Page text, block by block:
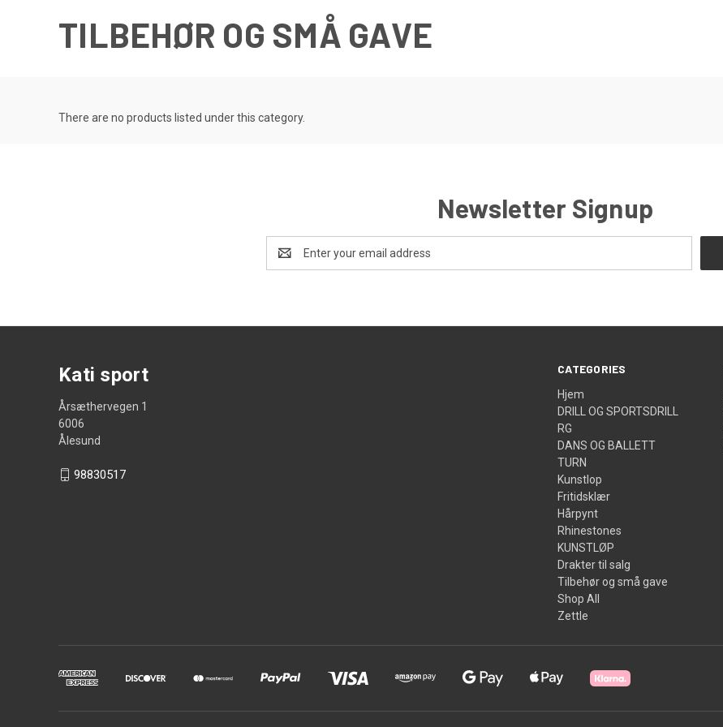
TILBEHØR OG SMÅ GAVE
There are no products listed under this category.
Newsletter Signup
Address
CATEGORIES
Hjem
DRILL OG SPORTSDRILL
RG
DANS OG BALLETT
TURN
Kunstlop
Fritidsklær
Hårpynt
Rhinestones
KUNSTLØP
Drakter til salg
Tilbehør og små gave
Shop All
Zettle
Kati sport
Årsæthervegen 1
6006
Ålesund
98830517